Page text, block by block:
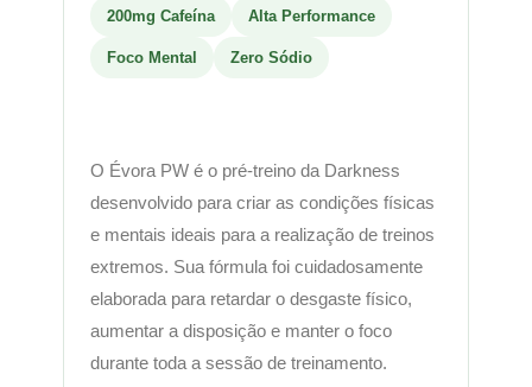
200mg Cafeína Alta Performance
Foco Mental Zero Sódio
O Évora PW é o pré-treino da Darkness
desenvolvido para criar as condições físicas
e mentais ideais para a realização de treinos
extremos. Sua fórmula foi cuidadosamente
elaborada para retardar o desgaste físico,
aumentar a disposição e manter o foco
durante toda a sessão de treinamento.